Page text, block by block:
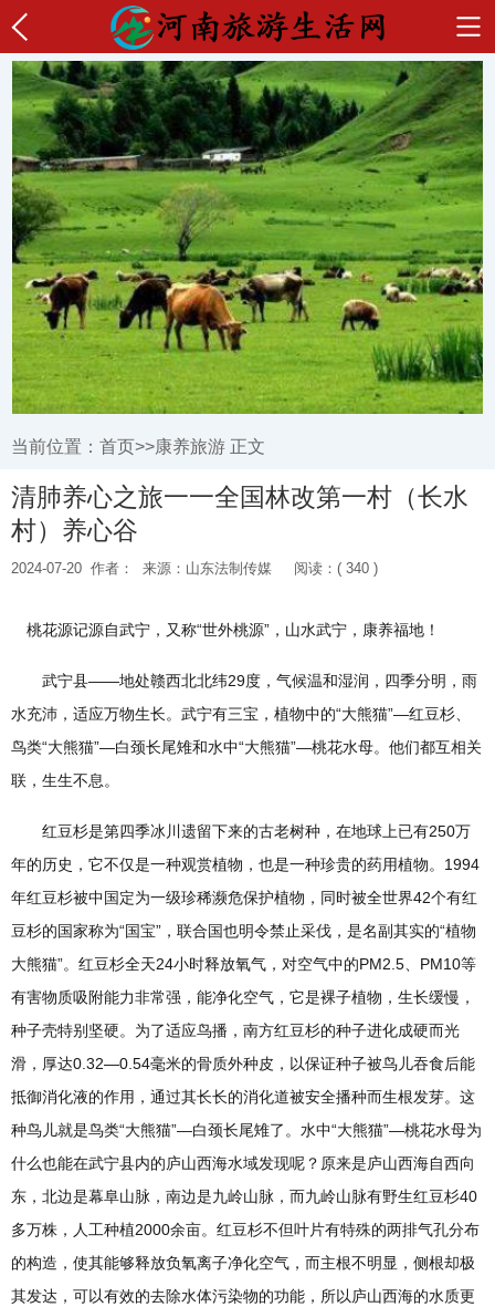
当前位置： 首页>>康养旅游 正文
清肺养心之旅一一全国林改第一村（长水
村）养心谷
2024-07-20 作者： 来源：山东法制传媒 阅读：( 340 )
桃花源记源自武宁，又称“世外桃源”，山水武宁，康养福地！
武宁县——地处赣西北北纬29度，气候温和湿润，四季分明，雨
水充沛，适应万物生长。武宁有三宝，植物中的“大熊猫”—红豆杉、
鸟类“大熊猫”—白颈长尾雉和水中“大熊猫”—桃花水母。他们都互相关
联，生生不息。
红豆杉是第四季冰川遗留下来的古老树种，在地球上已有250万
年的历史，它不仅是一种观赏植物，也是一种珍贵的药用植物。1994
年红豆杉被中国定为一级珍稀濒危保护植物，同时被全世界42个有红
豆杉的国家称为“国宝”，联合国也明令禁止采伐，是名副其实的“植物
大熊猫”。红豆杉全天24小时释放氧气，对空气中的PM2.5、PM10等
有害物质吸附能力非常强，能净化空气，它是裸子植物，生长缓慢，
种子壳特别坚硬。为了适应鸟播，南方红豆杉的种子进化成硬而光
滑，厚达0.32—0.54毫米的骨质外种皮，以保证种子被鸟儿吞食后能
抵御消化液的作用，通过其长长的消化道被安全播种而生根发芽。这
种鸟儿就是鸟类“大熊猫”—白颈长尾雉了。水中“大熊猫”—桃花水母为
什么也能在武宁县内的庐山西海水域发现呢？原来是庐山西海自西向
东，北边是幕阜山脉，南边是九岭山脉，而九岭山脉有野生红豆杉40
多万株，人工种植2000余亩。红豆杉不但叶片有特殊的两排气孔分布
的构造，使其能够释放负氧离子净化空气，而主根不明显，侧根却极
其发达，可以有效的去除水体污染物的功能，所以庐山西海的水质更